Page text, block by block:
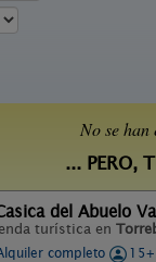
No se
... PERO,
del Abuelo
turística en
completo